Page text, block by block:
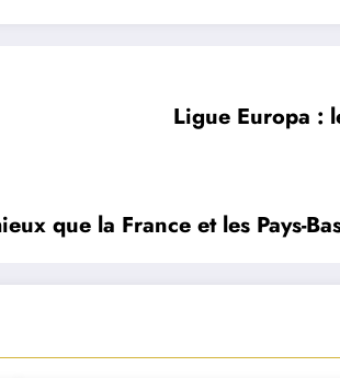
Ligue Europa :
que la France et les Pays-